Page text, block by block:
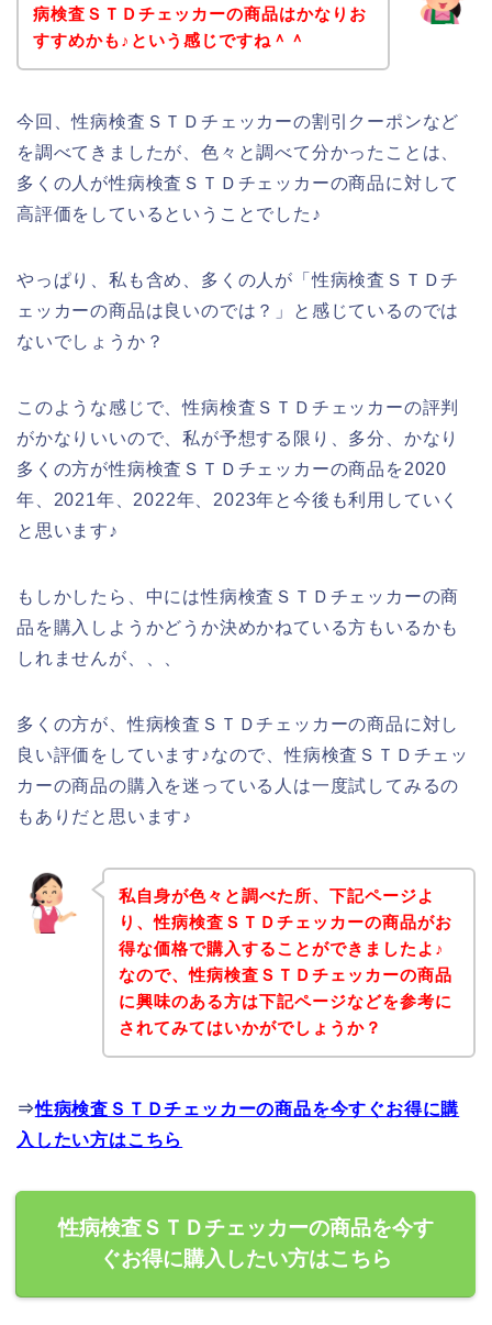
病検査ＳＴＤチェッカーの商品はかなりお
すすめかも♪という感じですね＾＾
今回、性病検査ＳＴＤチェッカーの割引クーポンなど
を調べてきましたが、色々と調べて分かったことは、
多くの人が性病検査ＳＴＤチェッカーの商品に対して
高評価をしているということでした♪
やっぱり、私も含め、多くの人が「性病検査ＳＴＤチ
ェッカーの商品は良いのでは？」と感じているのでは
ないでしょうか？
このような感じで、性病検査ＳＴＤチェッカーの評判
がかなりいいので、私が予想する限り、多分、かなり
多くの方が性病検査ＳＴＤチェッカーの商品を2020
年、2021年、2022年、2023年と今後も利用していく
と思います♪
もしかしたら、中には性病検査ＳＴＤチェッカーの商
品を購入しようかどうか決めかねている方もいるかも
しれませんが、、、
多くの方が、性病検査ＳＴＤチェッカーの商品に対し
良い評価をしています♪なので、性病検査ＳＴＤチェッ
カーの商品の購入を迷っている人は一度試してみるの
もありだと思います♪
私自身が色々と調べた所、下記ページよ
り、性病検査ＳＴＤチェッカーの商品がお
得な価格で購入することができましたよ♪
なので、性病検査ＳＴＤチェッカーの商品
に興味のある方は下記ページなどを参考に
されてみてはいかがでしょうか？
⇒性病検査ＳＴＤチェッカーの商品を今すぐお得に購
入したい方はこちら
性病検査ＳＴＤチェッカーの商品を今す
ぐお得に購入したい方はこちら